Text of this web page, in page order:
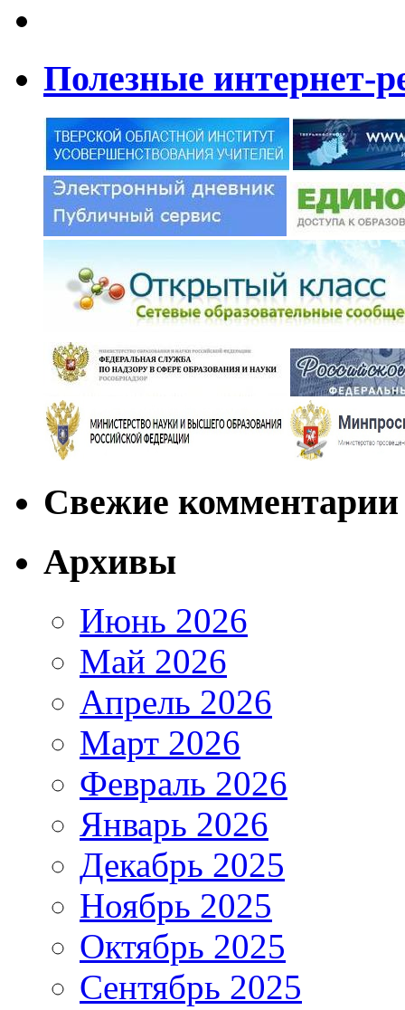
Полезные интернет-
Свежие комментарии
Архивы
Июнь 2026
Май 2026
Апрель 2026
Март 2026
Февраль 2026
Январь 2026
Декабрь 2025
Ноябрь 2025
Октябрь 2025
Сентябрь 2025